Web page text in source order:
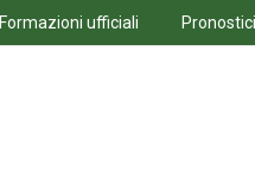
Formazioni ufficiali Pronostici